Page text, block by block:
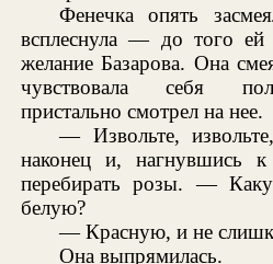
Фенечка опять
всплеснула — до того ей
желание Базарова. Она
чувствовала себя
пристально смотрел на нее.
— Извольте,
наконец и, нагнувшись к
перебирать розы. —
белую?
— Красную, и не
Она выпрямилась.